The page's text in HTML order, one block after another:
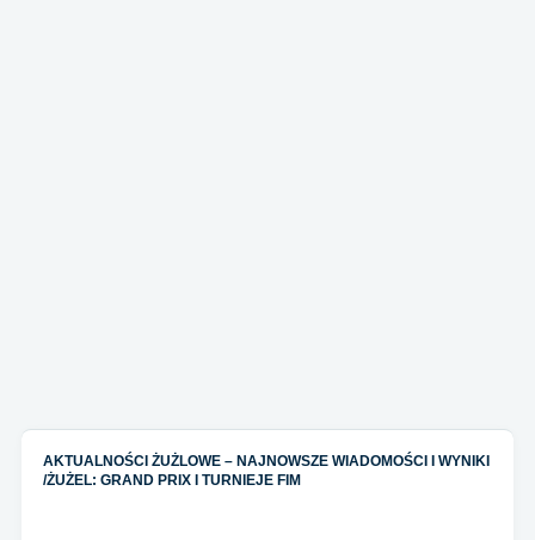
AKTUALNOŚCI ŻUŻLOWE – NAJNOWSZE WIADOMOŚCI I WYNIKI
/ŻUŻEL: GRAND PRIX I TURNIEJE FIM